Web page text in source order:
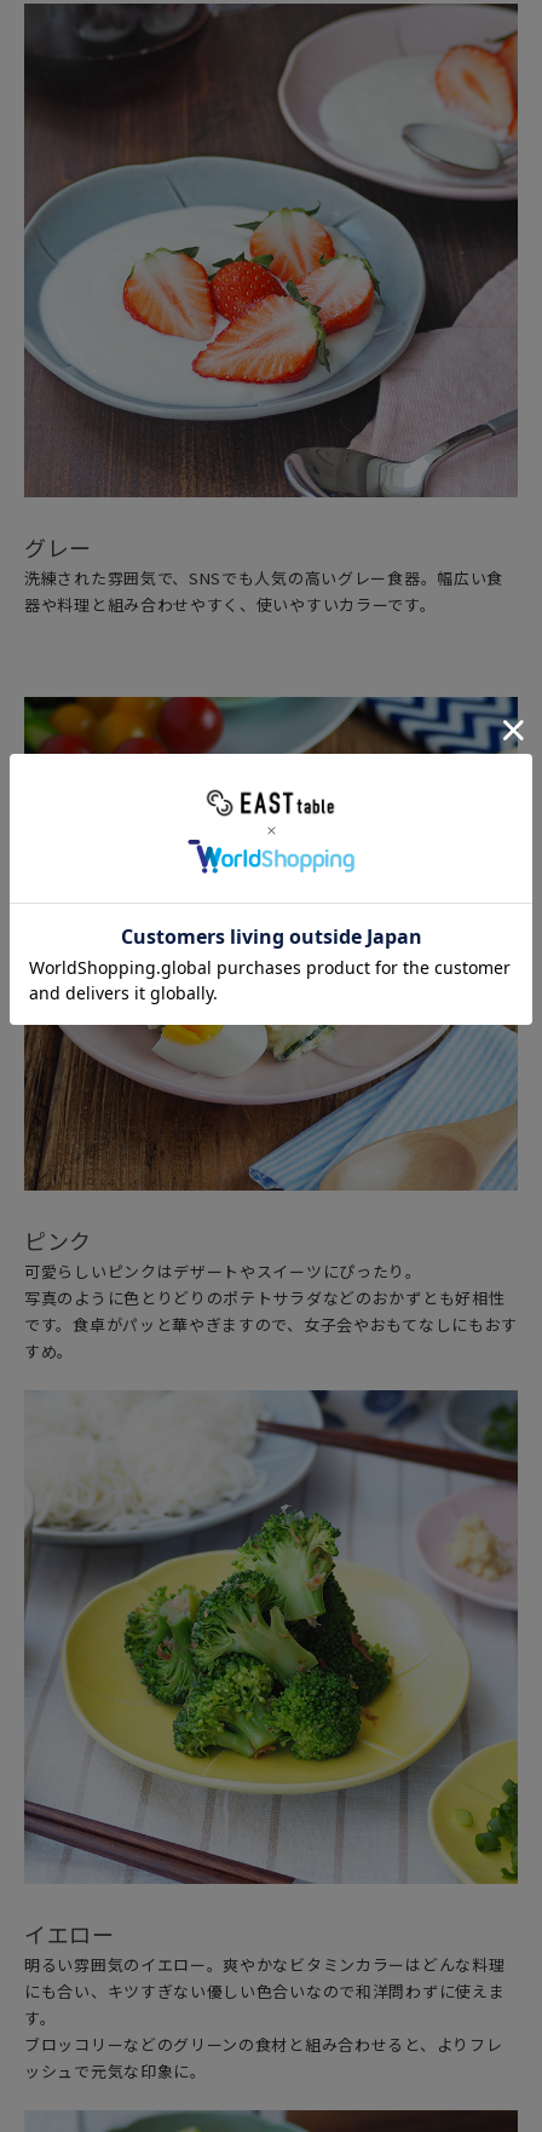
グレー
洗練された雰囲気で、SNSでも人気の高いグレー食器。幅広い食
器や料理と組み合わせやすく、使いやすいカラーです。
ピンク
可愛らしいピンクはデザートやスイーツにぴったり。
写真のように色とりどりのポテトサラダなどのおかずとも好相性
です。食卓がパッと華やぎますので、女子会やおもてなしにもおす
すめ。
イエロー
明るい雰囲気のイエロー。爽やかなビタミンカラーはどんな料理
にも合い、キツすぎない優しい色合いなので和洋問わずに使えま
す。
ブロッコリーなどのグリーンの食材と組み合わせると、よりフレ
ッシュで元気な印象に。